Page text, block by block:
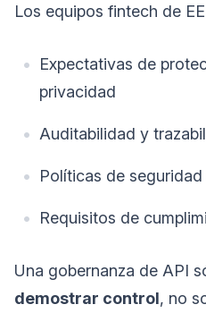
Los equipos fintech de
Expectativas de
privacidad
Auditabilidad y
Políticas de seguridad
Requisitos de
Una gobernanza de API
demostrar control, no